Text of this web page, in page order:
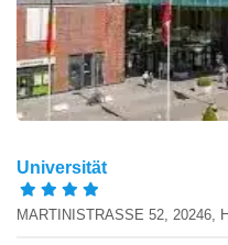
Universität
MARTINISTRASSE 52, 20246,